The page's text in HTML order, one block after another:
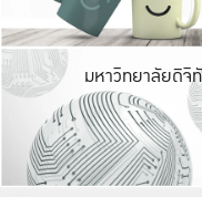
มหาวิทยาลัยดิจิ